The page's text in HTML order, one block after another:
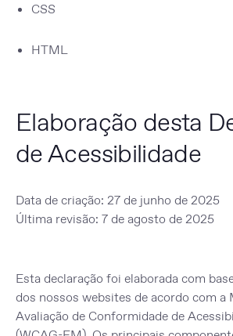
CSS
HTML
Elaboração desta
de Acessibilidade
Data decriação: 27 de junho de 2025
Última revisão: 7 de agosto de 2025
Esta declaração foi elaborada com
dos nossos websites de acordo com a
Avaliação de Conformidade de